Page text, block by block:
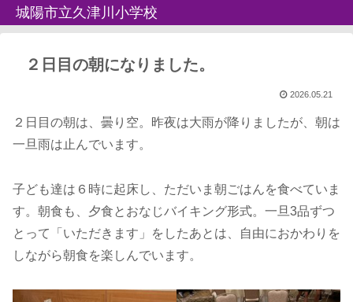
城陽市立久津川小学校
２日目の朝になりました。
2026.05.21
２日目の朝は、曇り空。昨夜は大雨が降りましたが、朝は
一旦雨は止んでいます。
子ども達は６時に起床し、ただいま朝ごはんを食べていま
す。朝食も、夕食とおなじバイキング形式。一旦3品ずつ
とって「いただきます」をしたあとは、自由におかわりを
しながら朝食を楽しんでいます。